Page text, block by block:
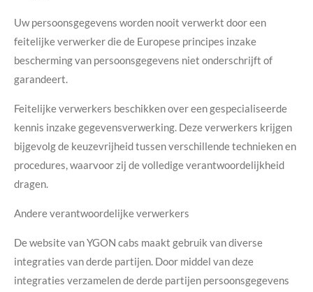
Uw persoonsgegevens worden nooit verwerkt door een
feitelijke verwerker die de Europese principes inzake
bescherming van persoonsgegevens niet onderschrijft of
garandeert.
Feitelijke verwerkers beschikken over een gespecialiseerde
kennis inzake gegevensverwerking. Deze verwerkers krijgen
bijgevolg de keuzevrijheid tussen verschillende technieken en
procedures, waarvoor zij de volledige verantwoordelijkheid
dragen.
Andere verantwoordelijke verwerkers
De website van YGON cabs maakt gebruik van diverse
integraties van derde partijen. Door middel van deze
integraties verzamelen de derde partijen persoonsgegevens